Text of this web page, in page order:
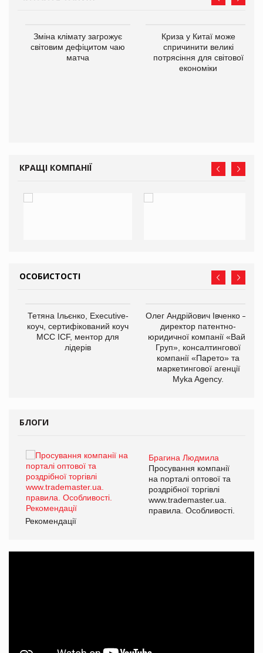
Зміна клімату загрожує
світовим дефіцитом чаю
матча
Криза у Китаї може
спричинити великі
потрясіння для світової
економіки
КРАЩІ КОМПАНІЇ
ОСОБИСТОСТІ
Тетяна Ільєнко, Executive-
коуч, сертифікований коуч
МСС ICF, ментор для
лідерів
Олег Андрійович Івченко —
директор патентно-
юридичної компанії «Вайз
Груп», консалтингової
компанії «Парето» та
маркетингової агенції
Myka Agency.
БЛОГИ
Брагина Людмила
Просування компанії
на порталі оптової та
роздрібної торгівлі
www.trademaster.ua.
правила. Особливості.
Рекомендації